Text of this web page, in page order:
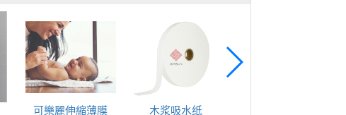
可樂麗伸縮薄膜 木浆吸水纸